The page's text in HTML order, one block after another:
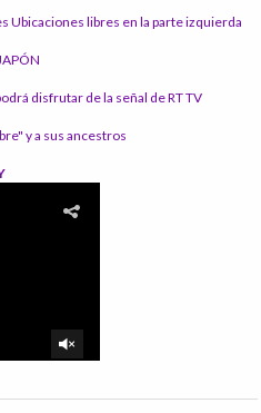
Ubicaciones libres en la parte izquierda
disfrutar de la señal de RT TV
y a sus ancestros